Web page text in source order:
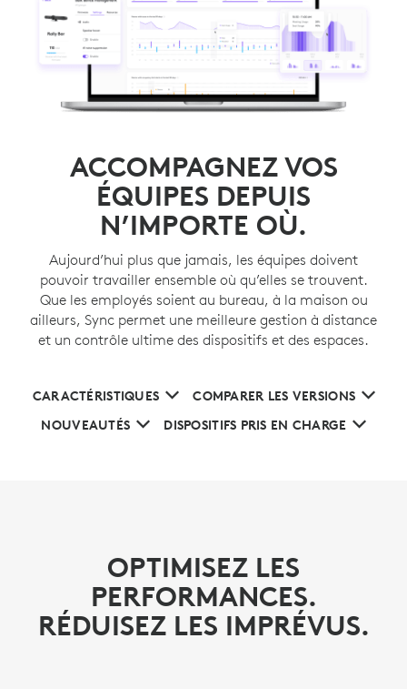
ACCOMPAGNEZ VOS
ÉQUIPES DEPUIS
N’IMPORTE OÙ.
Aujourd’hui plus que jamais, les équipes doivent
pouvoir travailler ensemble où qu’elles se trouvent.
Que les employés soient au bureau, à la maison ou
ailleurs, Sync permet une meilleure gestion à distance
et un contrôle ultime des dispositifs et des espaces.
CARACTÉRISTIQUES
COMPARER LES VERSIONS
NOUVEAUTÉS
DISPOSITIFS PRIS EN CHARGE
OPTIMISEZ LES
PERFORMANCES.
RÉDUISEZ LES IMPRÉVUS.